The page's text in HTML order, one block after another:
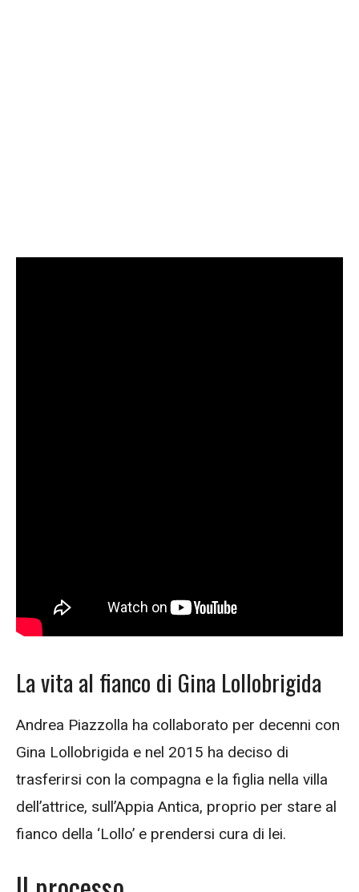
La vita al fianco di Gina Lollobrigida
Andrea Piazzolla ha collaborato per decenni con
Gina Lollobrigida e nel 2015 ha deciso di
trasferirsi con la compagna e la figlia nella villa
dell’attrice, sull’Appia Antica, proprio per stare al
fianco della ‘Lollo’ e prendersi cura di lei.